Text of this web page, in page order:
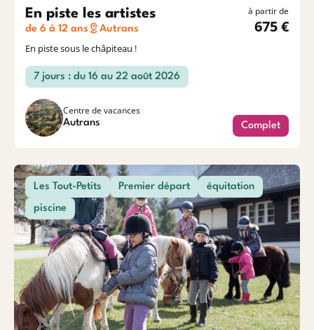
En piste les artistes
de 6 à 12 ans Autrans
à partir de
675 €
En piste sous le châpiteau !
7 jours : du 16 au 22 août 2026
Centre de vacances
Autrans Complet
Les Tout-Petits Premier départ équitation
piscine